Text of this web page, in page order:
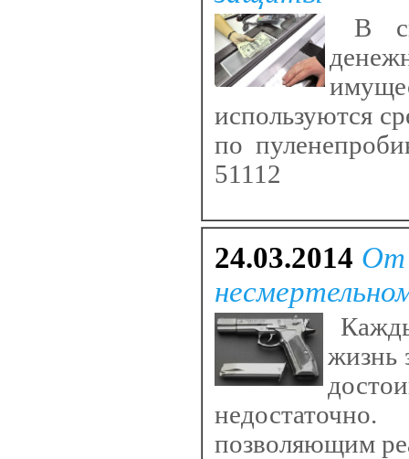
В
используются
по
51112
24.03.2014 От
жизнь
позволяющим